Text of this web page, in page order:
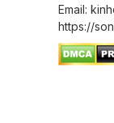
Email:
https://